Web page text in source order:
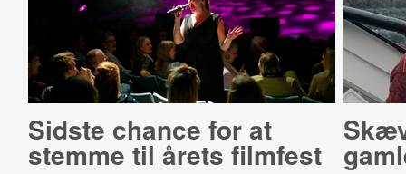
Sidste chance for at
stemme til årets filmfest